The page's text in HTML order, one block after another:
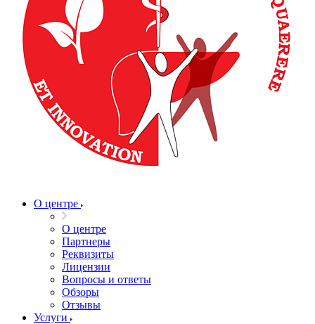
О центре
О центре
Партнеры
Реквизиты
Лицензии
Вопросы и ответы
Обзоры
Отзывы
Услуги